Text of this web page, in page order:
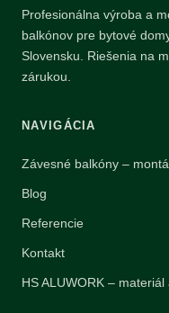
Profesionálna výroba a
balkónov pre bytové
Slovensku. Riešenia na
zárukou.
NAVIGÁCIA
Závesné balkóny –
Blog
Referencie
Kontakt
HS ALUWORK –